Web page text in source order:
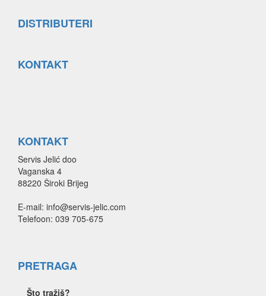
DISTRIBUTERI
KONTAKT
KONTAKT
Servis Jelić doo
Vaganska 4
88220 Široki Brijeg
E-mail: info@servis-jelic.com
Telefoon: 039 705-675
PRETRAGA
Što tražiš?